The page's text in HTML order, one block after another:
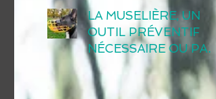
LA MUSELIÈRE, UN
OUTIL PRÉVENTIF
NÉCESSAIRE OU PAS
?